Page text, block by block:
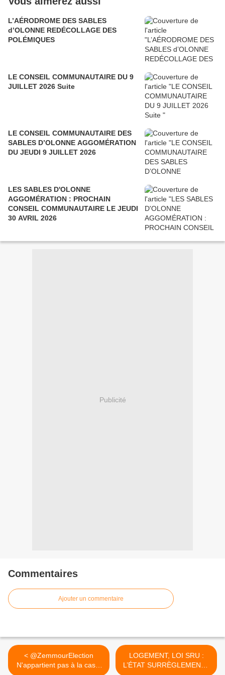
L’AÉRODROME DES SABLES
d’OLONNE REDÉCOLLAGE DES
POLÉMIQUES
LE CONSEIL COMMUNAUTAIRE DU 9
JUILLET 2026 Suite
LE CONSEIL COMMUNAUTAIRE DES
SABLES D’OLONNE AGGOMÉRATION
DU JEUDI 9 JUILLET 2026
LES SABLES D'OLONNE
AGGOMÉRATION : PROCHAIN
CONSEIL COMMUNAUTAIRE LE JEUDI
30 AVRIL 2026
Publicité
Commentaires
Ajouter un commentaire
< @ZemmourElection
N'appartient pas à la caste
LOGEMENT, LOI SRU :
L’ÉTAT SURRÈGLEMENTE